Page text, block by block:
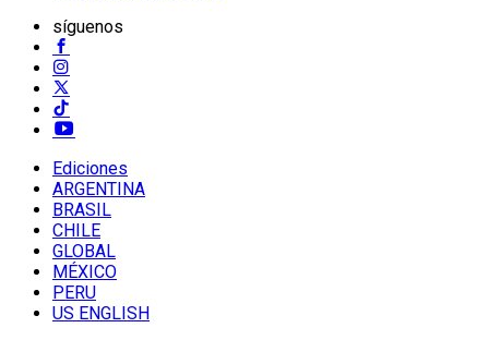
síguenos
Ediciones
ARGENTINA
BRASIL
CHILE
GLOBAL
MÉXICO
PERU
US ENGLISH